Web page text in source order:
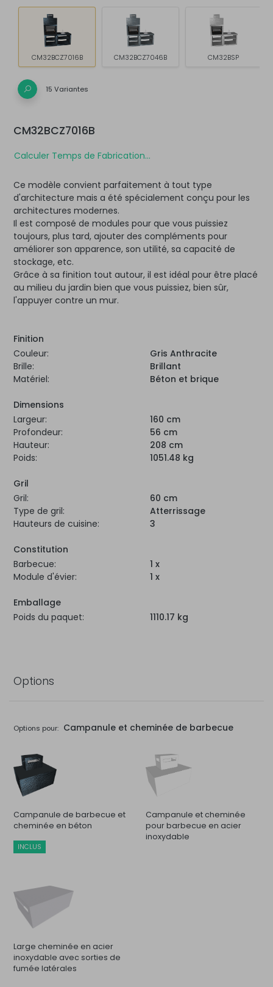
CM32BCZ7016B CM32BCZ7046B CM32BSP
15 Variantes
CM32BCZ7016B
Calculer Temps de Fabrication...
Ce modèle convient parfaitement à tout type
d'architecture mais a été spécialement conçu pour les
architectures modernes.
Il est composé de modules pour que vous puissiez
toujours, plus tard, ajouter des compléments pour
améliorer son apparence, son utilité, sa capacité de
stockage, etc.
Grâce à sa finition tout autour, il est idéal pour être placé
au milieu du jardin bien que vous puissiez, bien sûr,
l'appuyer contre un mur.
Finition
Couleur:
Gris Anthracite
Brille:
Brillant
Matériel:
Béton et brique
Dimensions
Largeur:
160 cm
Profondeur:
56 cm
Hauteur:
208 cm
Poids:
1051.48 kg
Gril
Gril:
60 cm
Type de gril:
Atterrissage
Hauteurs de cuisine:
3
Constitution
Barbecue:
1 x
Module d'évier:
1 x
Emballage
Poids du paquet:
1110.17 kg
Options
Options pour: Campanule et cheminée de barbecue
Campanule de barbecue et
cheminée en béton
INCLUS
Campanule et cheminée
pour barbecue en acier
inoxydable
Large cheminée en acier
inoxydable avec sorties de
fumée latérales